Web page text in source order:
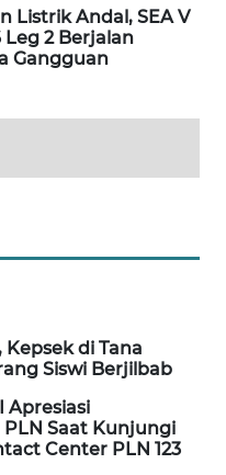
Listrik Andal, SEA V
Leg 2 Berjalan
Gangguan
di Tana
Siswi Berjilbab
Apresiasi
Saat Kunjungi
Center PLN 123